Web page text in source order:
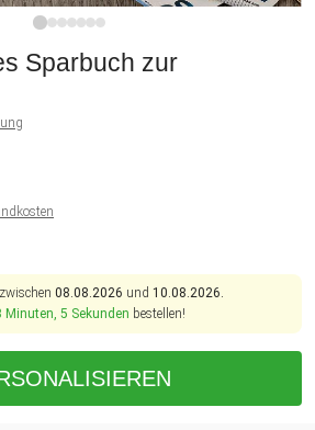
Sparbuch zur
zwischen 08.08.2026 und 10.08.2026.
Minuten, 4 Sekunden bestellen!